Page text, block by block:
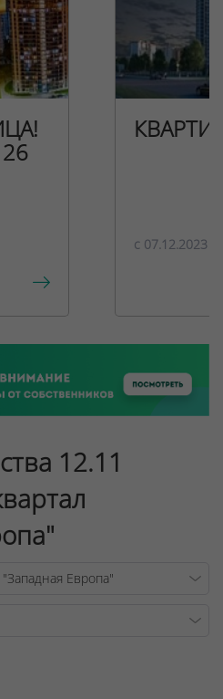
c 07.12.2023
12.11